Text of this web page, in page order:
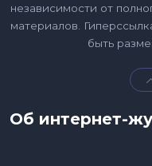
независимости от
материалов.
быть
Об интернет-